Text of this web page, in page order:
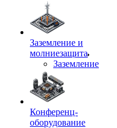
Заземление и
молниезащита
Заземление
Конференц-
оборудование